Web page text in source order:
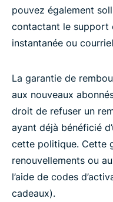
pouvez également
contactant le support
instantanée ou
La garantie de
aux nouveaux
droit de refuser un
ayant déjà bénéficié
cette politique. Cette
renouvellements ou
l’aide de codes
cadeaux).